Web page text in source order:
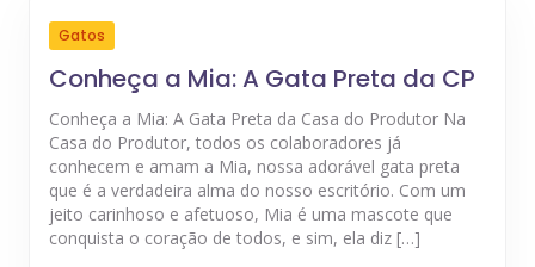
Gatos
Conheça a Mia: A Gata Preta da CP
Conheça a Mia: A Gata Preta da Casa do Produtor Na
Casa do Produtor, todos os colaboradores já
conhecem e amam a Mia, nossa adorável gata preta
que é a verdadeira alma do nosso escritório. Com um
jeito carinhoso e afetuoso, Mia é uma mascote que
conquista o coração de todos, e sim, ela diz […]